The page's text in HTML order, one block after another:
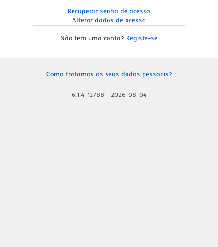
Recuperar senha de acesso
Alterar dados de acesso
Não tem uma conta? Registe-se
Como tratamos os seus dados pessoais?
6.1.4-12788 - 2026-08-04